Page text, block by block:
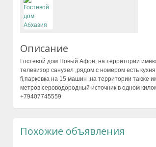
Описание
Гостевой дом Новый Афон, на территории
телевизор санузел ,рядом с номером есть
fi,парковка на 15 машин ,на территории также
метров сероводородный источник в одном
+79407745559
Похожие объявления